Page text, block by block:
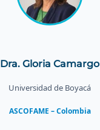
Dra. Gloria Camargo
Universidad de Boyacá
ASCOFAME – Colombia